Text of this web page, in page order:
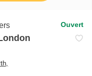
Ouvert
de terre
de soya.